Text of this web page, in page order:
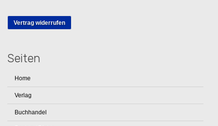
Vertrag widerrufen
Seiten
Home
Verlag
Buchhandel